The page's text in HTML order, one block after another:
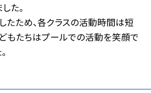
た。
ため、各クラスの活動時間は短
もたちはプールでの活動を笑顔で